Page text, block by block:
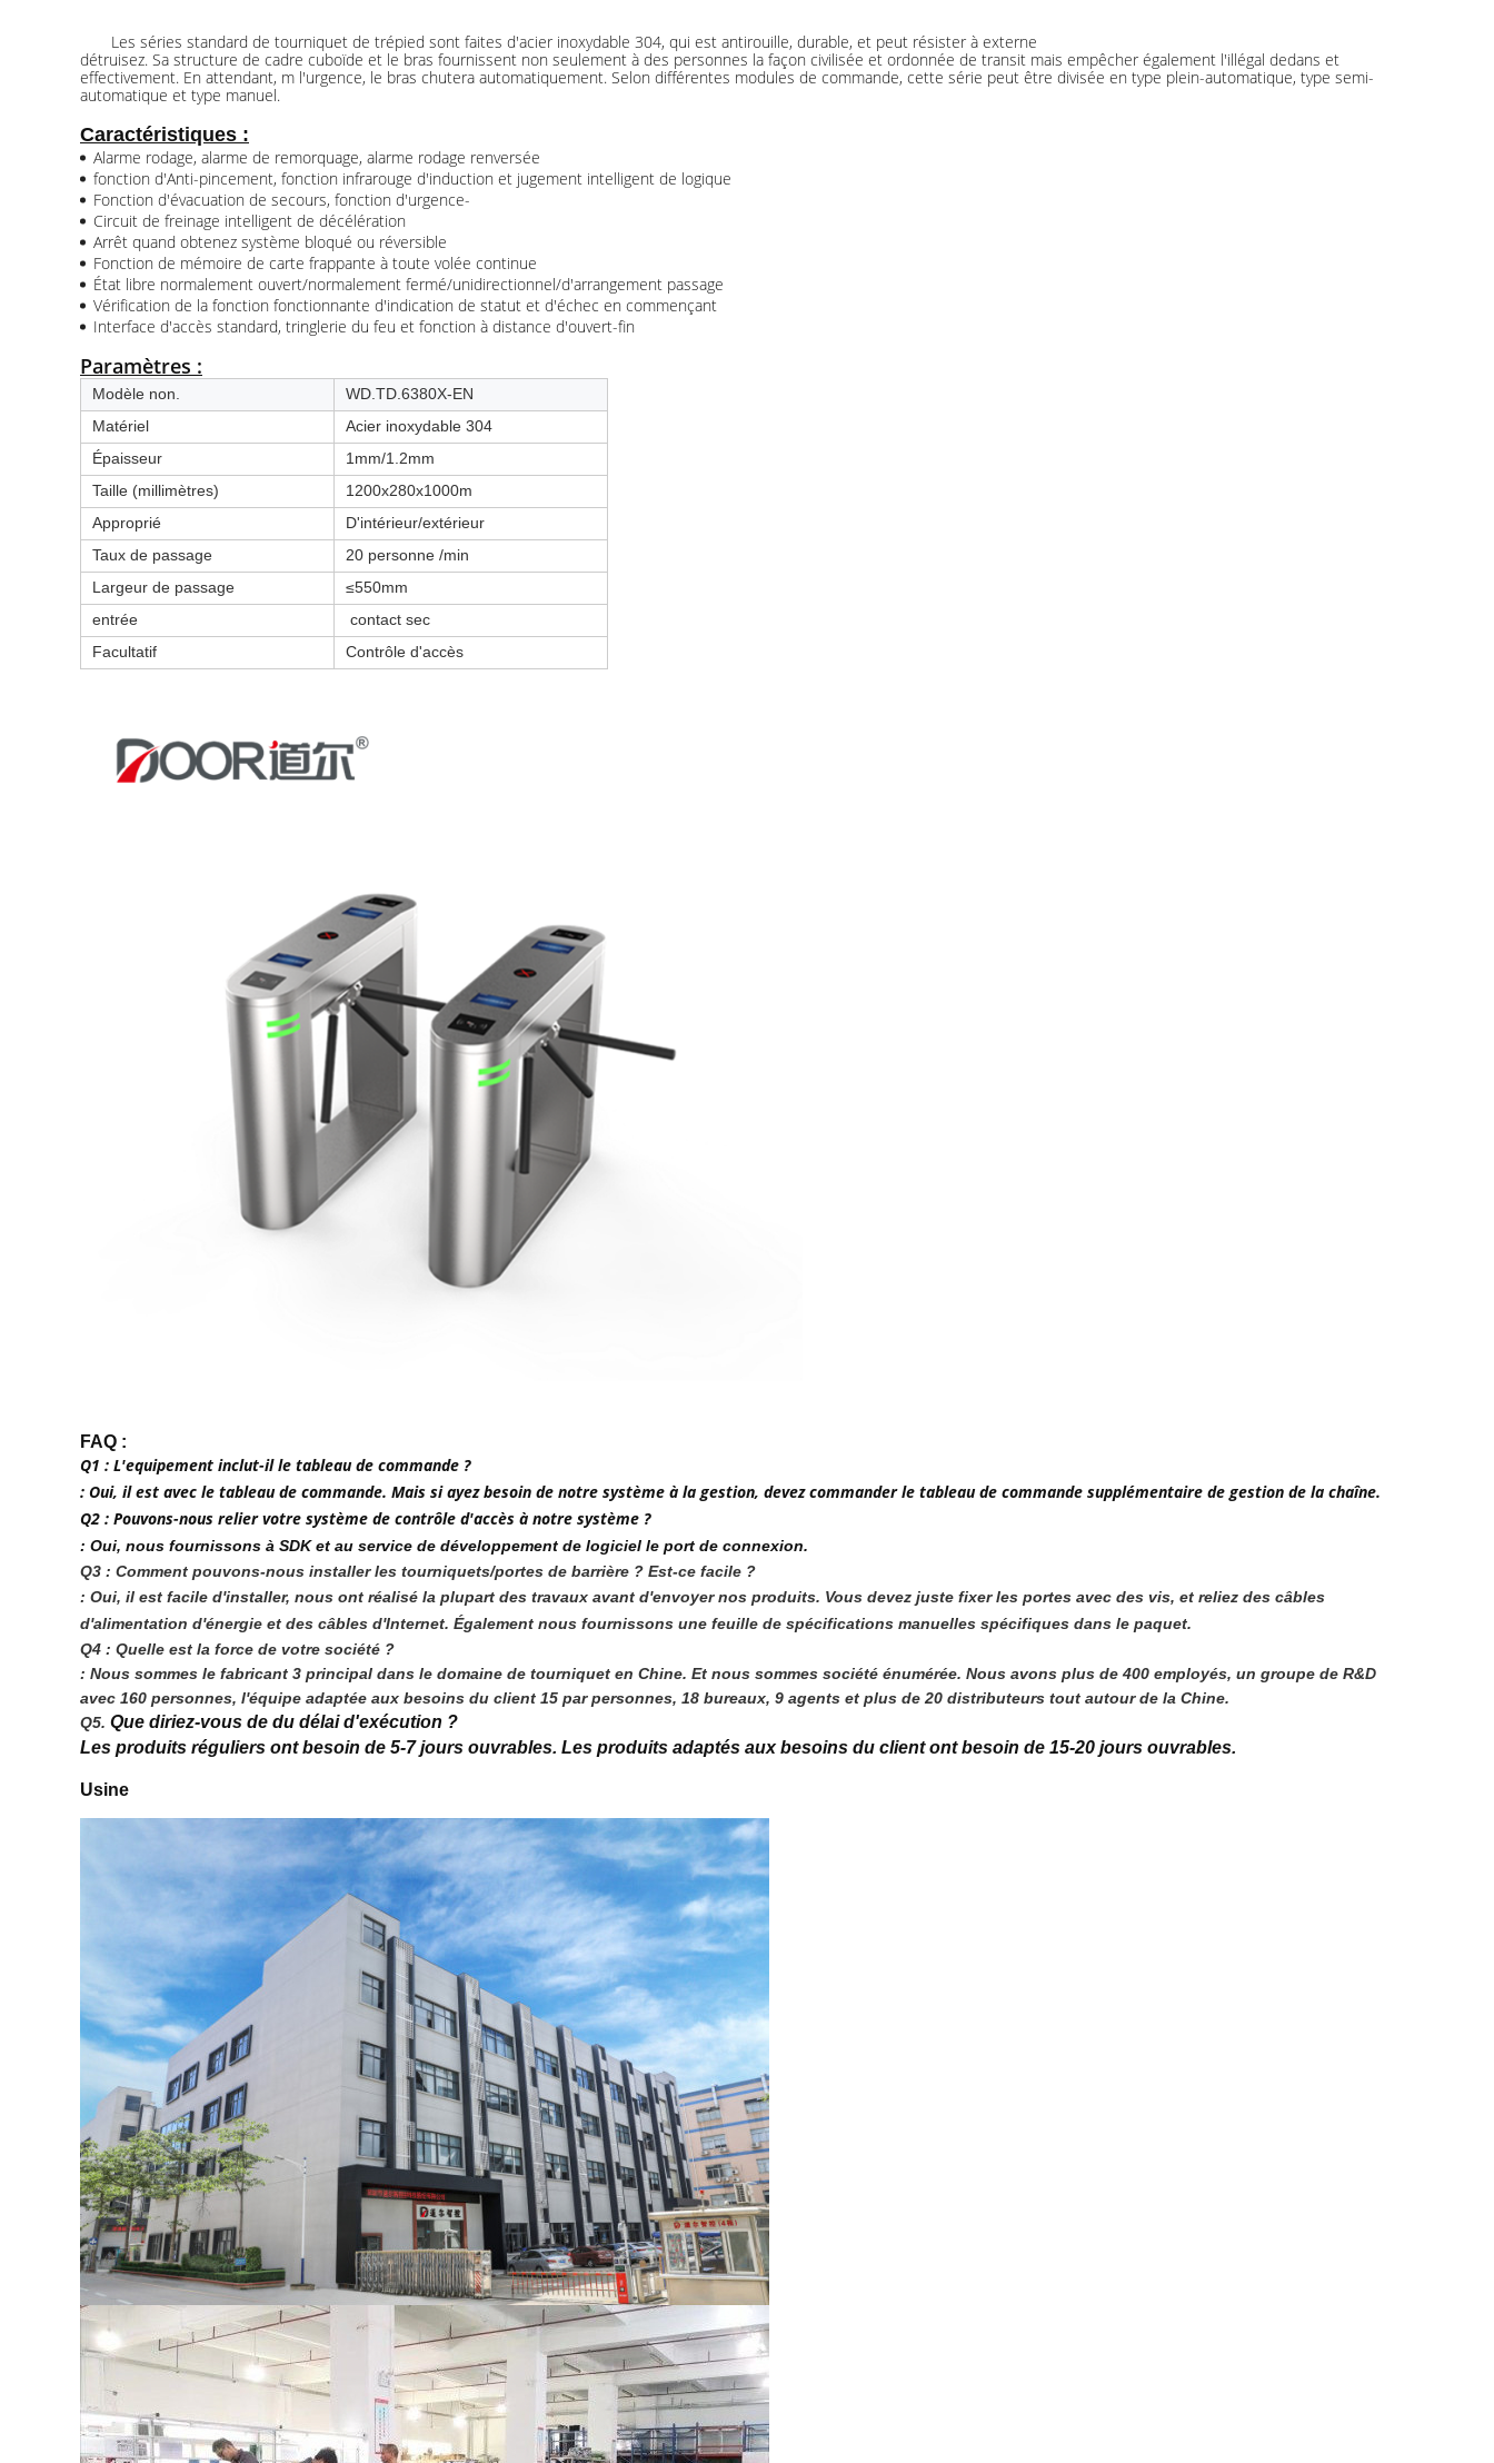
Les séries standard de tourniquet de trépied sont faites d'acier inoxydable 304, qui est antirouille, durable, et peut résister à externe
détruisez. Sa structure de cadre cuboïde et le bras fournissent non seulement à des personnes la façon civilisée et ordonnée de transit mais empêcher également l'illégal dedans et
effectivement. En attendant, m l'urgence, le bras chutera automatiquement. Selon différentes modules de commande, cette série peut être divisée en type plein-automatique, type semi-
automatique et type manuel.
Caractéristiques :
Alarme rodage, alarme de remorquage, alarme rodage renversée
fonction d'Anti-pincement, fonction infrarouge d'induction et jugement intelligent de logique
Fonction d'évacuation de secours, fonction d'urgence-
Circuit de freinage intelligent de décélération
Arrêt quand obtenez système bloqué ou réversible
Fonction de mémoire de carte frappante à toute volée continue
État libre normalement ouvert/normalement fermé/unidirectionnel/d'arrangement passage
Vérification de la fonction fonctionnante d'indication de statut et d'échec en commençant
Interface d'accès standard, tringlerie du feu et fonction à distance d'ouvert-fin
Paramètres :
Modèle non.
WD.TD.6380X-EN
Matériel
Acier inoxydable 304
Épaisseur
1mm/1.2mm
Taille (millimètres)
1200x280x1000m
Approprié
D'intérieur/extérieur
Taux de passage
20 personne /min
Largeur de passage
≤550mm
entrée
contact sec
Facultatif
Contrôle d'accès
FAQ :
Q1 : L'equipement inclut-il le tableau de commande ?
: Oui, il est avec le tableau de commande. Mais si ayez besoin de notre système à la gestion, devez commander le tableau de commande supplémentaire de gestion de la chaîne.
Q2 : Pouvons-nous relier votre système de contrôle d'accès à notre système ?
: Oui, nous fournissons à SDK et au service de développement de logiciel le port de connexion.
Q3 : Comment pouvons-nous installer les tourniquets/portes de barrière ? Est-ce facile ?
: Oui, il est facile d'installer, nous ont réalisé la plupart des travaux avant d'envoyer nos produits. Vous devez juste fixer les portes avec des vis, et reliez des câbles
d'alimentation d'énergie et des câbles d'Internet. Également nous fournissons une feuille de spécifications manuelles spécifiques dans le paquet.
Q4 : Quelle est la force de votre société ?
: Nous sommes le fabricant 3 principal dans le domaine de tourniquet en Chine. Et nous sommes société énumérée. Nous avons plus de 400 employés, un groupe de R&D
avec 160 personnes, l'équipe adaptée aux besoins du client 15 par personnes, 18 bureaux, 9 agents et plus de 20 distributeurs tout autour de la Chine.
Q5. Que diriez-vous de du délai d'exécution ?
Les produits réguliers ont besoin de 5-7 jours ouvrables. Les produits adaptés aux besoins du client ont besoin de 15-20 jours ouvrables.
Usine